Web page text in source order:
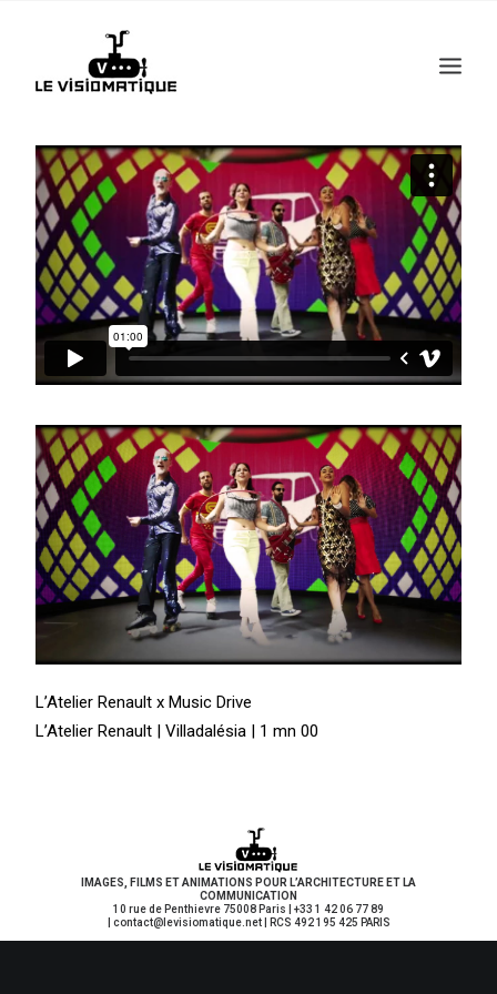
Recherche
L’Atelier Renault x Music Drive
L’Atelier Renault | Villadalésia | 1 mn 00
IMAGES, FILMS ET ANIMATIONS POUR L’ARCHITECTURE ET LA
COMMUNICATION
10 rue de Penthievre 75008 Paris | +33 1 42 06 77 89
| contact@levisiomatique.net | RCS 492 195 425 PARIS